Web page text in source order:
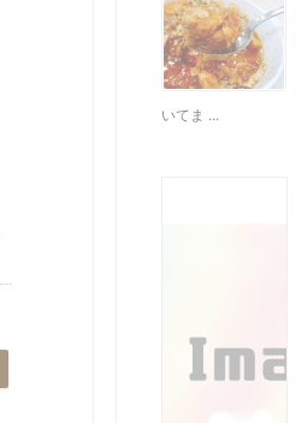
いてま ...